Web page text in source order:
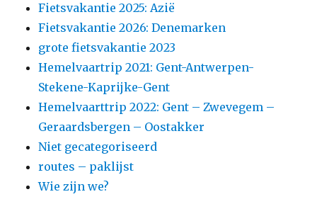
Fietsvakantie 2025: Azië
Fietsvakantie 2026: Denemarken
grote fietsvakantie 2023
Hemelvaartrip 2021: Gent-Antwerpen-
Stekene-Kaprijke-Gent
Hemelvaarttrip 2022: Gent – Zwevegem –
Geraardsbergen – Oostakker
Niet gecategoriseerd
routes – paklijst
Wie zijn we?